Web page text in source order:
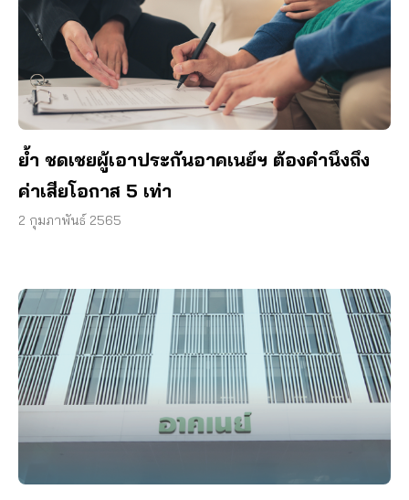
ย้ำ ชดเชยผู้เอาประกันอาคเนย์ฯ ต้องคำนึงถึง
ค่าเสียโอกาส 5 เท่า
2 กุมภาพันธ์ 2565